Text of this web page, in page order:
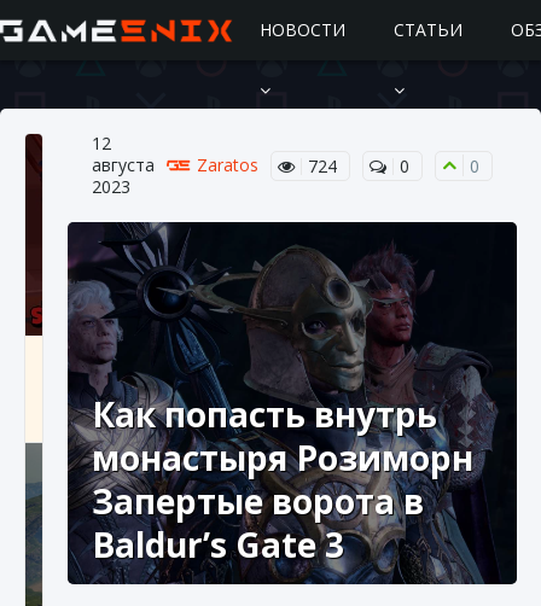
НОВОСТИ СТАТЬИ
Подробное руководство по получению
самоцветов Brawl Stars
10 августа 2024 2 685 0 1
12
августа
2023
Zaratos 724 0 0
Как попасть внутрь
монастыря Розиморн
Запертые ворота в
Baldur’s Gate 3